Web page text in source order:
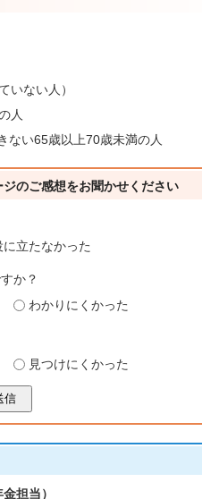
いない人）
人
ない65歳以上70歳未満の人
のご感想をお聞かせください
に立たなかった
か？
わかりにくかった
見つけにくかった
信
担当）